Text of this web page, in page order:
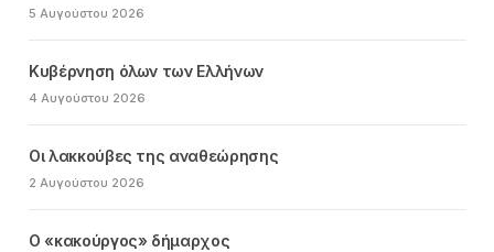
5 Αυγούστου 2026
Κυβέρνηση όλων των Ελλήνων
4 Αυγούστου 2026
Οι λακκούβες της αναθεώρησης
2 Αυγούστου 2026
Ο «κακούργος» δήμαρχος